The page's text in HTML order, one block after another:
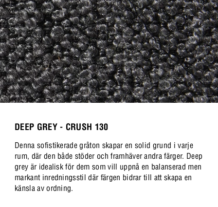
DEEP GREY - CRUSH 130
Denna sofistikerade gråton skapar en solid grund i varje
rum, där den både stöder och framhäver andra färger. Deep
grey är idealisk för dem som vill uppnå en balanserad men
markant inredningsstil där färgen bidrar till att skapa en
känsla av ordning.